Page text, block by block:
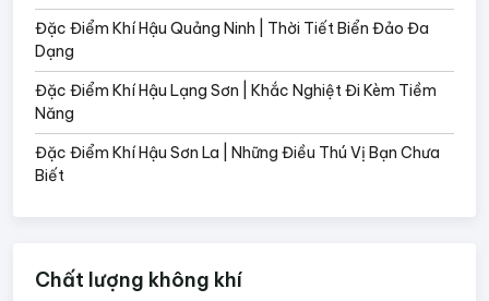
Đặc Điểm Khí Hậu Quảng Ninh | Thời Tiết Biển Đảo Đa
Dạng
Đặc Điểm Khí Hậu Lạng Sơn | Khắc Nghiệt Đi Kèm Tiềm
Năng
Đặc Điểm Khí Hậu Sơn La | Những Điều Thú Vị Bạn Chưa
Biết
Chất lượng không khí